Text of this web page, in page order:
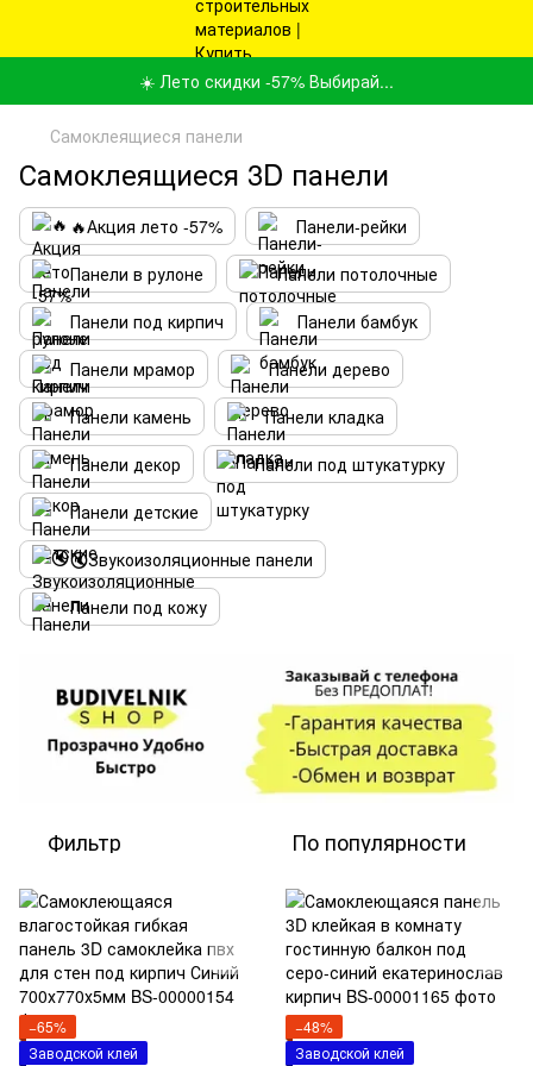
☀️ Лето скидки -57% Выбирай...
Самоклеящиеся панели
Самоклеящиеся 3D панели
🔥Акция лето -57%
Панели-рейки
Панели в рулоне
Панели потолочные
Панели под кирпич
Панели бамбук
Панели мрамор
Панели дерево
Панели камень
Панели кладка
Панели декор
Панели под штукатурку
Панели детские
🔇Звукоизоляционные панели
Панели под кожу
Фильтр По популярности
−65%
Заводской клей
−48%
Заводской клей